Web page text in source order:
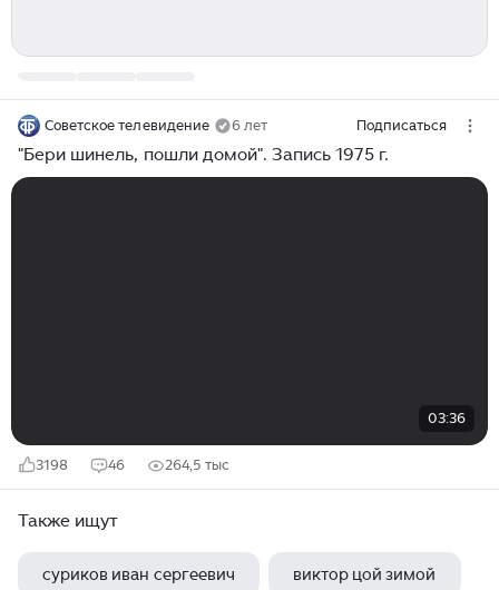
Советское телевидение 6 лет Подписаться
"Бери шинель, пошли домой". Запись 1975 г.
03:36
3198 46 264,5 тыс
Также ищут
суриков иван сергеевич виктор цой зимой